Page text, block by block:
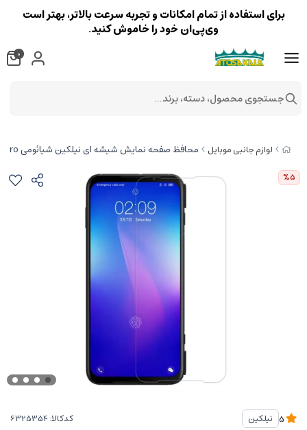
لوازم جانبی موبایل محافظ صفحه نمایش شیشه ای نیلکین شیائومی Nillkin H+ Pro Glass Xiaomi Black Shark 3 Pro
%5
نیلکین کدکالا:
برای استفاده از تمام امکانات و تجربه سرعت بالاتر، بهتر است
وی‌پی‌ان خود را خاموش کنید.
0
جستجوی محصول، دسته، برند...